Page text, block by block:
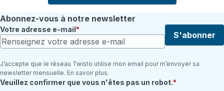
Abonnez-vous à notre newsletter
Votre adresse e-mail
S'abonner
J’accepte que le réseau Twisto utilise mon email pour m’envoyer sa
newsletter mensuelle. En savoir plus.
Champ requis
Veuillez confirmer que vous n'êtes pas un robot.